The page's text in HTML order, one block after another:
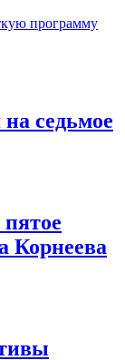
программу
седьмое
Корнеева